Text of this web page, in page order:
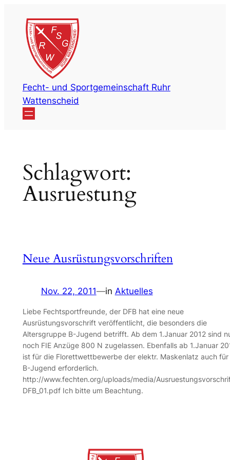
Inhalt
springen
Fecht- und Sportgemeinschaft Ruhr
Wattenscheid
Schlagwort:
Ausruestung
Neue Ausrüstungsvorschriften
Nov. 22, 2011—in Aktuelles
Liebe Fechtsportfreunde, der DFB hat eine neue
Ausrüstungsvorschrift veröffentlicht, die besonders die
Altersgruppe B-Jugend betrifft. Ab dem 1.Januar 2012 sind
noch FIE Anzüge 800 N zugelassen. Ebenfalls ab 1.Januar
ist für die Florettwettbewerbe der elektr. Maskenlatz auch für
B-Jugend erforderlich.
http://www.fechten.org/uploads/media/
DFB_01.pdf Ich bitte um Beachtung.